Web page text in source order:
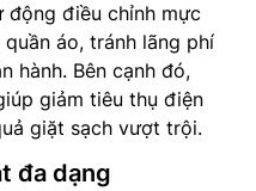
động điều chỉnh mực
áo, tránh lãng phí
hành. Bên cạnh đó,
giảm tiêu thụ điện
giặt sạch vượt trội.
đa dạng